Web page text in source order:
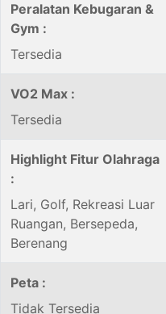
Peralatan Kebugaran &
Gym :
Tersedia
VO2 Max :
Tersedia
Highlight Fitur Olahraga
:
Lari, Golf, Rekreasi Luar
Ruangan, Bersepeda,
Berenang
Peta :
Tidak Tersedia